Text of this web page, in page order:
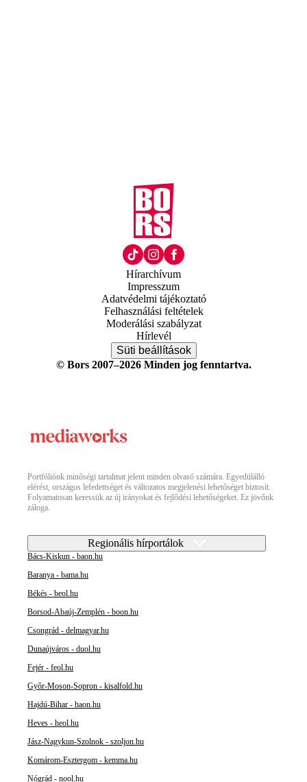
Hírarchívum
Impresszum
Adatvédelmi tájékoztató
Felhasználási feltételek
Moderálási szabályzat
Hírlevél
Süti beállítások
© Bors 2007–2026 Minden jog fenntartva.
Portfóliónk minőségi tartalmat jelent minden olvasó számára. Egyedülálló
elérést, országos lefedettséget és változatos megjelenési lehetőséget biztosít.
Folyamatosan keressük az új irányokat és fejlődési lehetőségeket. Ez jövőnk
záloga.
Regionális hírportálok
Bács-Kiskun - baon.hu
Baranya - bama.hu
Békés - beol.hu
Borsod-Abaúj-Zemplén - boon.hu
Csongrád - delmagyar.hu
Dunaújváros - duol.hu
Fejér - feol.hu
Győr-Moson-Sopron - kisalfold.hu
Hajdú-Bihar - haon.hu
Heves - heol.hu
Jász-Nagykun-Szolnok - szoljon.hu
Komárom-Esztergom - kemma.hu
Nógrád - nool.hu